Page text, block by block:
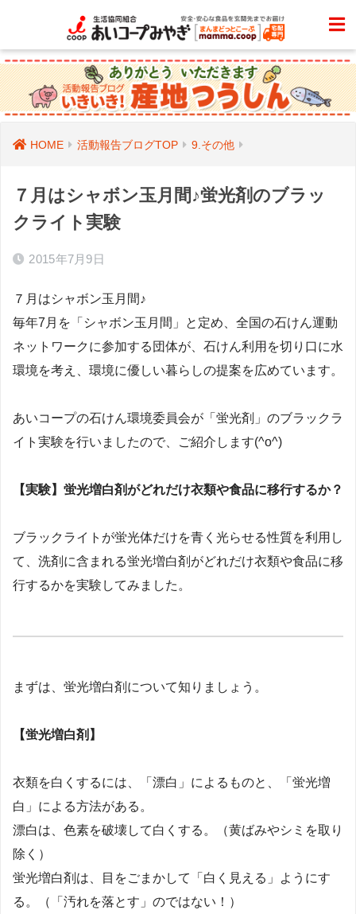
HOME 活動報告ブログTOP 9.その他
７月はシャボン玉月間♪蛍光剤のブラッ
クライト実験
2015年7月9日
７月はシャボン玉月間♪
毎年7月を「シャボン玉月間」と定め、全国の石けん運動
ネットワークに参加する団体が、石けん利用を切り口に水
環境を考え、環境に優しい暮らしの提案を広めています。
あいコープの石けん環境委員会が「蛍光剤」のブラックラ
イト実験を行いましたので、ご紹介します(^o^)
【実験】蛍光増白剤がどれだけ衣類や食品に移行するか？
ブラックライトが蛍光体だけを青く光らせる性質を利用し
て、洗剤に含まれる蛍光増白剤がどれだけ衣類や食品に移
行するかを実験してみました。
まずは、蛍光増白剤について知りましょう。
【蛍光増白剤】
衣類を白くするには、「漂白」によるものと、「蛍光増
白」による方法がある。
漂白は、色素を破壊して白くする。（黄ばみやシミを取り
除く）
蛍光増白剤は、目をごまかして「白く見える」ようにす
る。（「汚れを落とす」のではない！）